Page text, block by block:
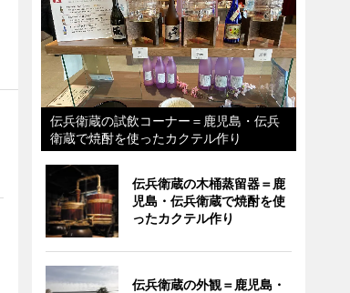
伝兵衛蔵の試飲コーナー＝鹿児島・伝兵
衛蔵で焼酎を使ったカクテル作り
伝兵衛蔵の木桶蒸留器＝鹿
児島・伝兵衛蔵で焼酎を使
ったカクテル作り
伝兵衛蔵の外観＝鹿児島・